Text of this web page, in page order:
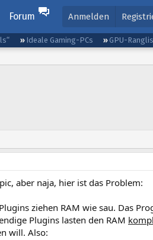
Forum Anmelden
Ideale Gaming-PCs GPU-
aber naja, hier ist das Problem:
ziehen RAM wie sau. Das
Plugins lasten den RAM
will. Also: